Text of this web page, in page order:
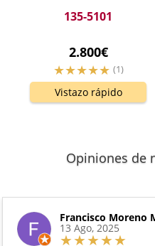
135-5101
2.800€
(1)
Vistazo rápido
Opiniones de
Francisco Moreno
13 Ago, 2025